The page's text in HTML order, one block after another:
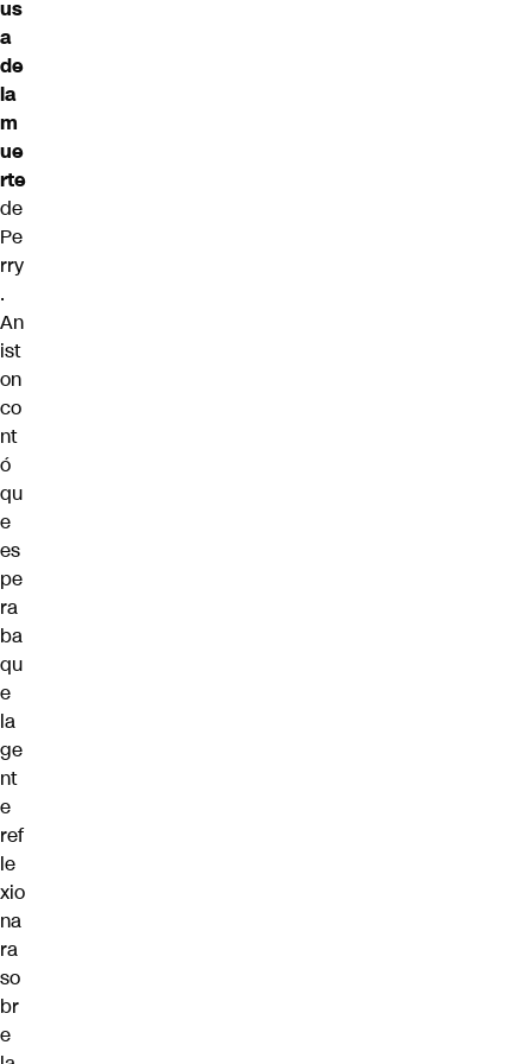
us
a
de
la
m
ue
rte
de
Pe
rry
.
An
ist
on
co
nt
ó
qu
e
es
pe
ra
ba
qu
e
la
ge
nt
e
ref
le
xio
na
ra
so
br
e